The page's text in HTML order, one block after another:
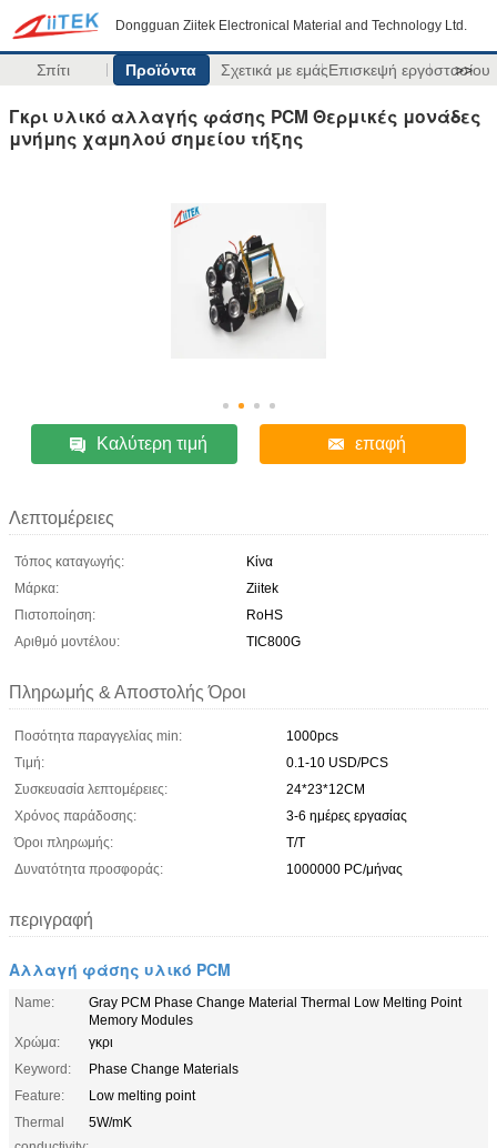
Dongguan Ziitek Electronical Material and Technology Ltd.
Σπίτι Προϊόντα Σχετικά με εμάςΕπισκεψή εργοστασίου
>>
Γκρι υλικό αλλαγής φάσης PCM Θερμικές μονάδες
μνήμης χαμηλού σημείου τήξης
Καλύτερη τιμή επαφή
Λεπτομέρειες
Τόπος καταγωγής:
Κίνα
Μάρκα:
Ziitek
Πιστοποίηση:
RoHS
Αριθμό μοντέλου:
TIC800G
Πληρωμής & Αποστολής Όροι
Ποσότητα παραγγελίας min:
1000pcs
Τιμή:
0.1-10 USD/PCS
Συσκευασία λεπτομέρειες:
24*23*12CM
Χρόνος παράδοσης:
3-6 ημέρες εργασίας
Όροι πληρωμής:
T/T
Δυνατότητα προσφοράς:
1000000 PC/μήνας
περιγραφή
Αλλαγή φάσης υλικό PCM
Name:
Gray PCM Phase Change Material Thermal Low Melting Point
Memory Modules
Χρώμα:
γκρι
Keyword:
Phase Change Materials
Feature:
Low melting point
Thermal
5W/mK